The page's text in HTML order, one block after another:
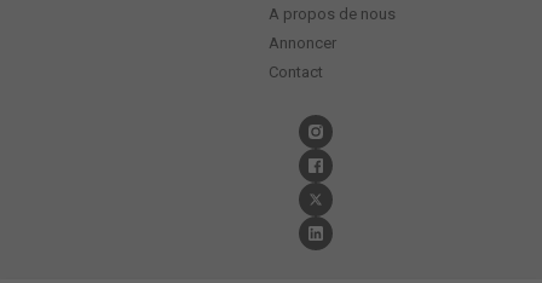
A propos de nous
Annoncer
Contact